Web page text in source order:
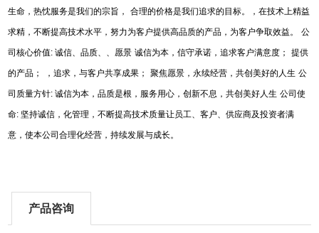
生命，热忱服务是我们的宗旨， 合理的价格是我们追求的目标。，在技术上精益
求精，不断提高技术水平，努力为客户提供高品质的产品，为客户争取效益。 公
司核心价值:诚信、品质、、愿景 诚信为本，信守承诺，追求客户满意度； 提供
的产品； ，追求，与客户共享成果； 聚焦愿景，永续经营，共创美好的人生 公
司质量方针:诚信为本，品质是根，服务用心，创新不息，共创美好人生 公司使
命: 坚持诚信，化管理，不断提高技术质量让员工、客户、供应商及投资者满
意，使本公司合理化经营，持续发展与成长。
产品咨询